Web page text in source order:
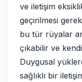
ve iletişim
geçirilmesi
bu tür rüyalar
çıkabilir ve
Duygusal
sağlıklı bir